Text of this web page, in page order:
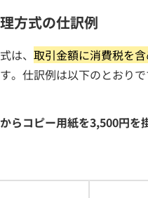
方式の仕訳例
は、 取引金額に消費税を
。仕訳例は以下のとおりで
らコピー用紙を3,500円を